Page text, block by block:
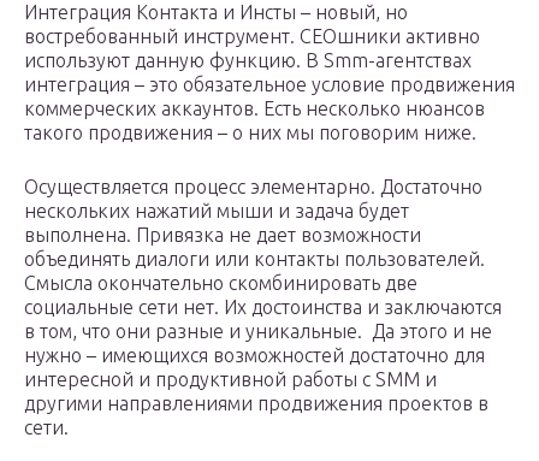
Интеграция Контакта и Инсты – новый, но
востребованный инструмент. СЕОшники активно
используют данную функцию. В Smm-агентствах
интеграция – это обязательное условие продвижения
коммерческих аккаунтов. Есть несколько нюансов
такого продвижения – о них мы поговорим ниже.
Осуществляется процесс элементарно. Достаточно
нескольких нажатий мыши и задача будет
выполнена. Привязка не дает возможности
объединять диалоги или контакты пользователей.
Смысла окончательно скомбинировать две
социальные сети нет. Их достоинства и заключаются
в том, что они разные и уникальные. Да этого и не
нужно – имеющихся возможностей достаточно для
интересной и продуктивной работы с SMM и
другими направлениями продвижения проектов в
сети.